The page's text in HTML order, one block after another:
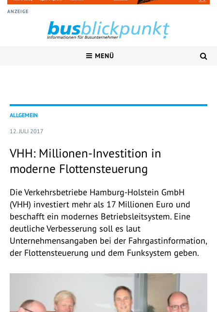
ANZEIGE
MENÜ
ALLGEMEIN
12. JULI 2017
VHH: Millionen-Investition in
moderne Flottensteuerung
Die Verkehrsbetriebe Hamburg-Holstein GmbH
(VHH) investiert mehr als 17 Millionen Euro und
beschafft ein modernes Betriebsleitsystem. Eine
deutliche Verbesserung soll es laut
Unternehmensangaben bei der Fahrgastinformation,
der Flottensteuerung und dem Funksystem geben.